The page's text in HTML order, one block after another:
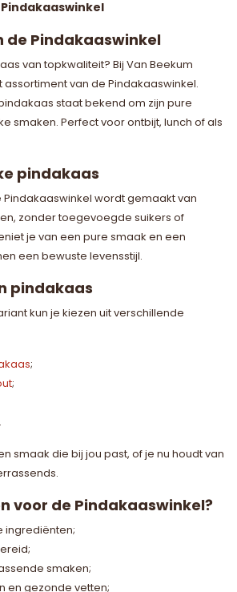
de Pindakaaswinkel
van topkwaliteit? Bij Van Beekum
assortiment van de Pindakaaswinkel.
staat bekend om zijn pure
smaken. Perfect voor ontbijt, lunch of als
pindakaas
wordt gemaakt van
zonder toegevoegde suikers of
je van een pure smaak en een
een bewuste levensstijl.
pindakaas
kun je kiezen uit verschillende
;
;
.
smaak die bij jou past, of je nu houdt van
voor de Pindakaaswinkel?
ingrediënten;
smaken;
en gezonde vetten;